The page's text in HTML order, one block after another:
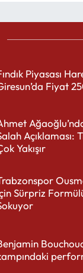
Piyasası
Fiyat
Açıklaması:
Yakışır
Sürpriz